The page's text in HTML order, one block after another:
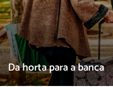
Search:
Da horta para a banca